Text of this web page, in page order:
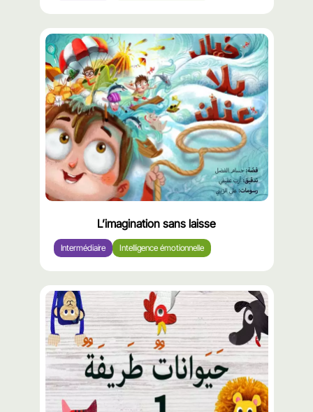
L’imagination sans laisse
Intermédiaire Intelligence émotionnelle
محتوى
مميّز